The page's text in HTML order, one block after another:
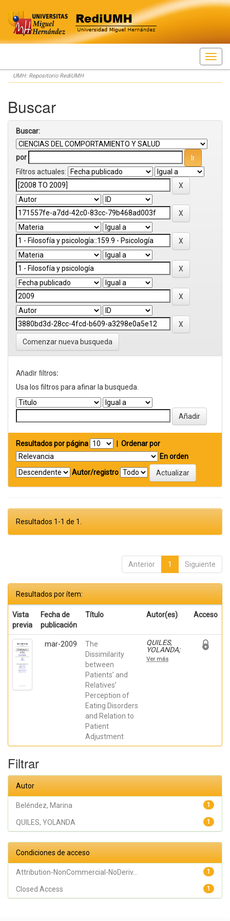
Skip
navigation
UMH: Repositorio RediUMH
Buscar
Buscar:
por
Filtros actuales:
Comenzar nueva busqueda
Añadir filtros:
Usa los filtros para afinar la busqueda.
Resultados por página
Ordenar por
En orden
Autor/registro
Resultados 1-1 de 1.
Anterior 1 Siguiente
Resultados por ítem:
Vista
previa
Fecha de
publicación
Título Autor(es) Acceso
mar-2009
The
Dissimilarity
between
Patients’ and
Relatives’
Perception of
Eating Disorders
and Relation to
Patient
Adjustment
QUILES,
YOLANDA;
Weinman,
John; Terol
Ver más
Filtrar
Autor
1
Beléndez, Marina
1
QUILES, YOLANDA
Condiciones de acceso
1
Attribution-NonCommercial-NoDeriv...
1
Closed Access